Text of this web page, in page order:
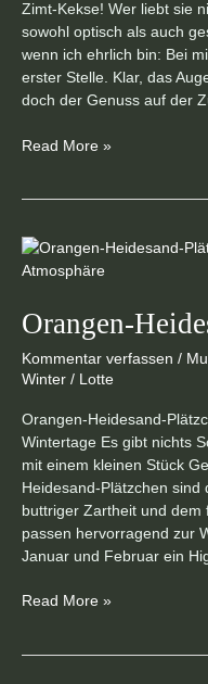
Zimt-Kekse! Wer liebt sie
sowohl optisch als auch
wenn ich ehrlich bin: Bei
erster Stelle. Klar, das
doch der Genuss auf der
Read More »
Orangen-
Kommentar verfassen /
Winter / Lotte
Orangen-Heidesand-
Wintertage Es gibt nichts
mit einem kleinen Stück
Heidesand-Plätzchen
buttriger Zartheit und dem
passen hervorragend zur
Januar und Februar ein
Orangen-
Heidesand-
Read More »